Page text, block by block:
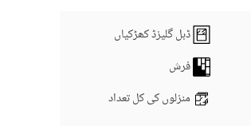
ڈبل گلیزڈ کھڑکیاں
فرش
منزلوں کی کل تعداد